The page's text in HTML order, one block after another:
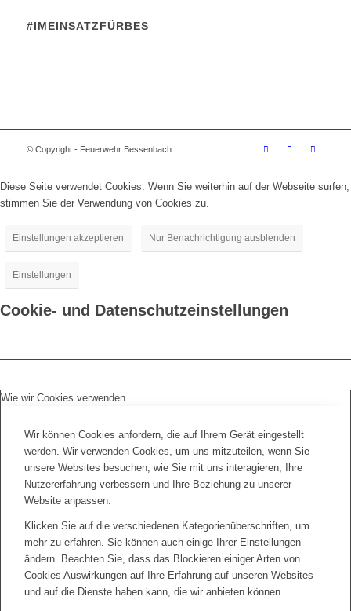
#IMEINSATZFÜRBES
© Copyright - Feuerwehr Bessenbach
Diese Seite verwendet Cookies. Wenn Sie weiterhin auf der Webseite surfen,
stimmen Sie der Verwendung von Cookies zu.
Einstellungen akzeptieren Nur Benachrichtigung ausblenden
Einstellungen
Cookie- und Datenschutzeinstellungen
Wie wir Cookies verwenden
Wir können Cookies anfordern, die auf Ihrem Gerät eingestellt
werden. Wir verwenden Cookies, um uns mitzuteilen, wenn Sie
unsere Websites besuchen, wie Sie mit uns interagieren, Ihre
Nutzererfahrung verbessern und Ihre Beziehung zu unserer
Website anpassen.
Klicken Sie auf die verschiedenen Kategorienüberschriften, um
mehr zu erfahren. Sie können auch einige Ihrer Einstellungen
ändern. Beachten Sie, dass das Blockieren einiger Arten von
Cookies Auswirkungen auf Ihre Erfahrung auf unseren Websites
und auf die Dienste haben kann, die wir anbieten können.